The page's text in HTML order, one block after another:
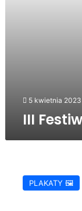
5 kwietnia
III
Konkurs
Poezji PLAKATY 🖼️